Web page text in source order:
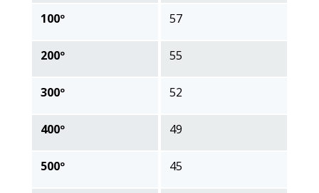
100º
200º
300º
400º
500º
57
55
52
49
45